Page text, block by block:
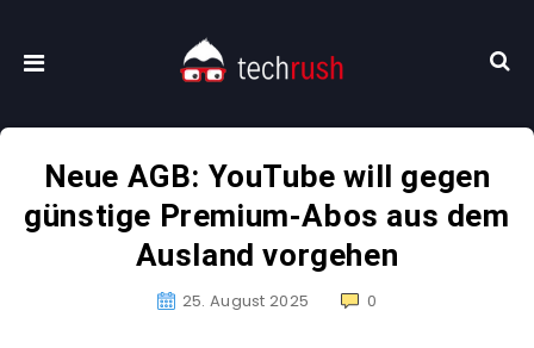
Neue AGB: YouTube will gegen
günstige Premium-Abos aus dem
Ausland vorgehen
25. August 2025 0